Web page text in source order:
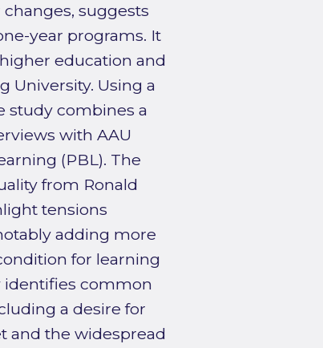
suggests
year programs. It
education and
University. Using a
study combines a
with AAU
(PBL). The
from Ronald
tensions
adding more
for learning
identifies common
a desire for
and the widespread